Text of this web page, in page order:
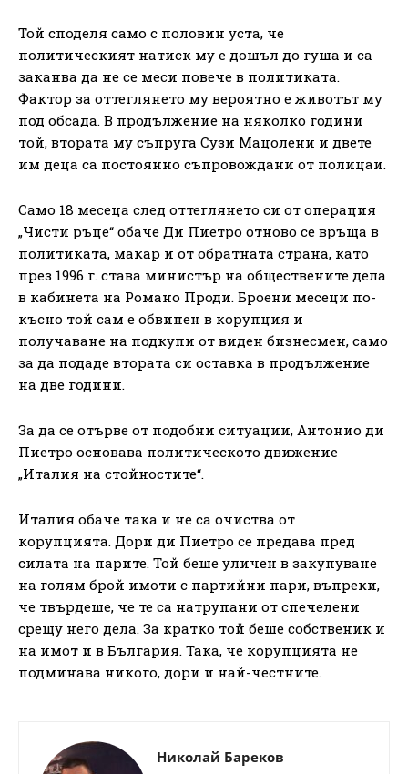
Той споделя само с половин уста, че
политическият натиск му е дошъл до гуша и са
заканва да не се меси повече в политиката.
Фактор за оттеглянето му вероятно е животът му
под обсада. В продължение на няколко години
той, втората му съпруга Сузи Мацолени и двете
им деца са постоянно съпровождани от полицаи.
Само 18 месеца след оттеглянето си от операция
„Чисти ръце“ обаче Ди Пиетро отново се връща в
политиката, макар и от обратната страна, като
през 1996 г. става министър на обществените дела
в кабинета на Романо Проди. Броени месеци по-
късно той сам е обвинен в корупция и
получаване на подкупи от виден бизнесмен, само
за да подаде втората си оставка в продължение
на две години.
За да се отърве от подобни ситуации, Антонио ди
Пиетро основава политическото движение
„Италия на стойностите“.
Италия обаче така и не са очиства от
корупцията. Дори ди Пиетро се предава пред
силата на парите. Той беше уличен в закупуване
на голям брой имоти с партийни пари, въпреки,
че твърдеше, че те са натрупани от спечелени
срещу него дела. За кратко той беше собственик и
на имот и в България. Така, че корупцията не
подминава никого, дори и най-честните.
Николай Бареков